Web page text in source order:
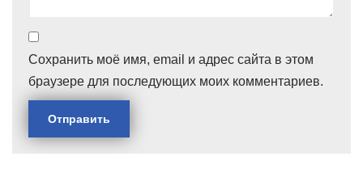
Сохранить моё имя, email и адрес сайта в этом
браузере для последующих моих комментариев.